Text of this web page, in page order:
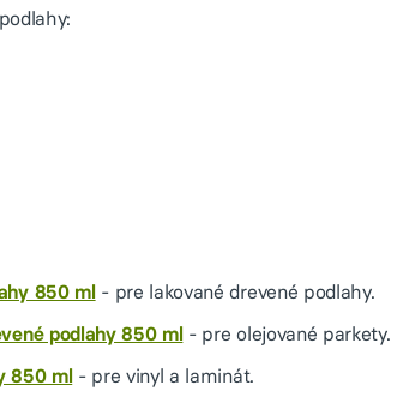
850 ml- pre lakované drevené podlahy.
podlahy 850 ml- pre olejované parkety.
850 ml- pre vinyl a laminát.